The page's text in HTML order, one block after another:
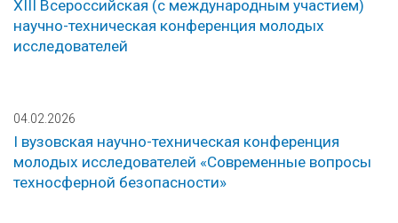
ХIII Всероссийская (с международным участием)
научно-техническая конференция молодых
исследователей
04.02.2026
I вузовская научно-техническая конференция
молодых исследователей «Современные вопросы
техносферной безопасности»